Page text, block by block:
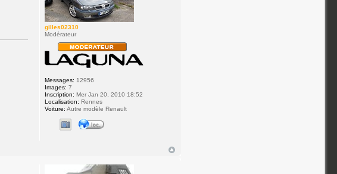
gilles02310
Modérateur
Messages: 12956
Images: 7
Inscription: Mer Jan 20, 2010 18:52
Localisation: Rennes
Voiture: Autre modèle Renault